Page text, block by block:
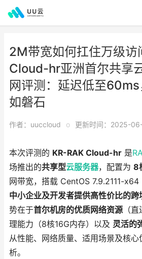
2M带宽如何扛住万级访
Cloud-hr亚洲首尔共享
网评测：延迟低至
如磐石
作者：uuccloud o 更新时间：2025-
本次评测的 KR-RAK Cloud-hr 是
场推出的共享型云服务器，配置为 8
网带宽，搭载 CentOS 7.9.2111-
中小企业及开发者提供高性价比的跨
势在于首尔机房的优质网络资源 （
理能力（8核16G内存）以及 灵活的
从性能、网络质量、适用场景及核
析。